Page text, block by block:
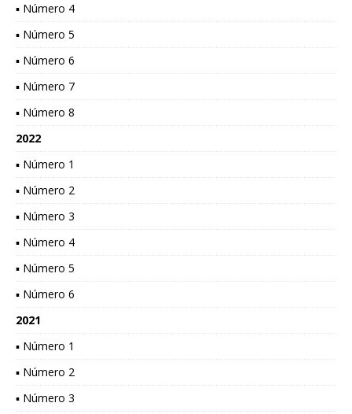
▪ Número 4
▪ Número 5
▪ Número 6
▪ Número 7
▪ Número 8
2022
▪ Número 1
▪ Número 2
▪ Número 3
▪ Número 4
▪ Número 5
▪ Número 6
2021
▪ Número 1
▪ Número 2
▪ Número 3